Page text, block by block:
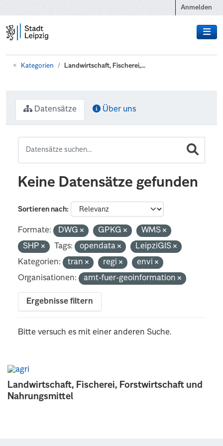
Anmelden
Kategorien Landwirtschaft, Fischerei,...
Landwirtschaft, Fischerei, Forstwirtschaft und
Nahrungsmittel
Datensätze Über uns
Keine Datensätze gefunden
Sortieren nach
Formate: DWG GPKG
WMS
SHP
Tags: opendata
LeipziGIS
Kategorien:
tran regi
envi
Organisationen:
amt-fuer-geoinformation
Ergebnisse filtern
Bitte versuch es mit einer anderen Suche.